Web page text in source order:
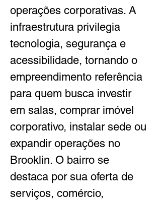
operações corporativas. A
infraestrutura privilegia
tecnologia, segurança e
acessibilidade, tornando o
empreendimento referência
para quem busca investir
em salas, comprar imóvel
corporativo, instalar sede ou
expandir operações no
Brooklin. O bairro se
destaca por sua oferta de
serviços, comércio,